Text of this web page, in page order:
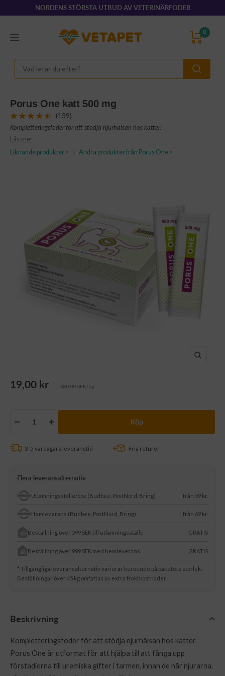
till
NORDENS STÖRSTA UTBUD AV VETERINÄRFODER
Navigering
VetaPet.com 0
Zooma
Porus One katt 500 mg
(139)
Kompletteringsfoder för att stödja njurhälsan hos katter.
Läs mer
Liknande produkter > Andra produkter från Porus One >
Rea-
19,00 kr 380,00 SEK/kg
Minska
Öka
Köp
3-5 vardagars leveranstid Fria returer
Flera leveransalternativ
Utlämningsställe/box (Budbee, PostNord, Bring) från 59 kr.
Hemleverans (Budbee, PostNord, Bring) från 69 kr.
Beställning över 599 SEK till utlämningsställe GRATIS
Beställning över 999 SEK med hemleverans GRATIS
* Tillgängliga leveransalternativ varierar beroende på paketets storlek.
Beställningar över 45 kg omfattas av extra fraktkostnader.
Beskrivning
Kompletteringsfoder för att stödja njurhälsan hos katter.
Porus One är utformat för att hjälpa till att fånga upp
förstadierna till uremiska gifter i tarmen, innan de når njurarna,